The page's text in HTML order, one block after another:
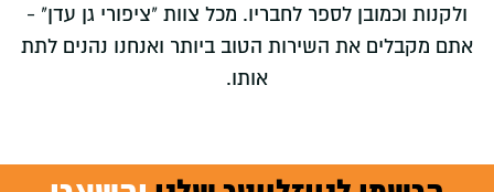
ולקנות וכמובן לספר לחבריו. מכל צוות "ציפורי גן עדן" -
אתם מקבלים את השירות הטוב ביותר ואנחנו נהנים לתת
אותו.